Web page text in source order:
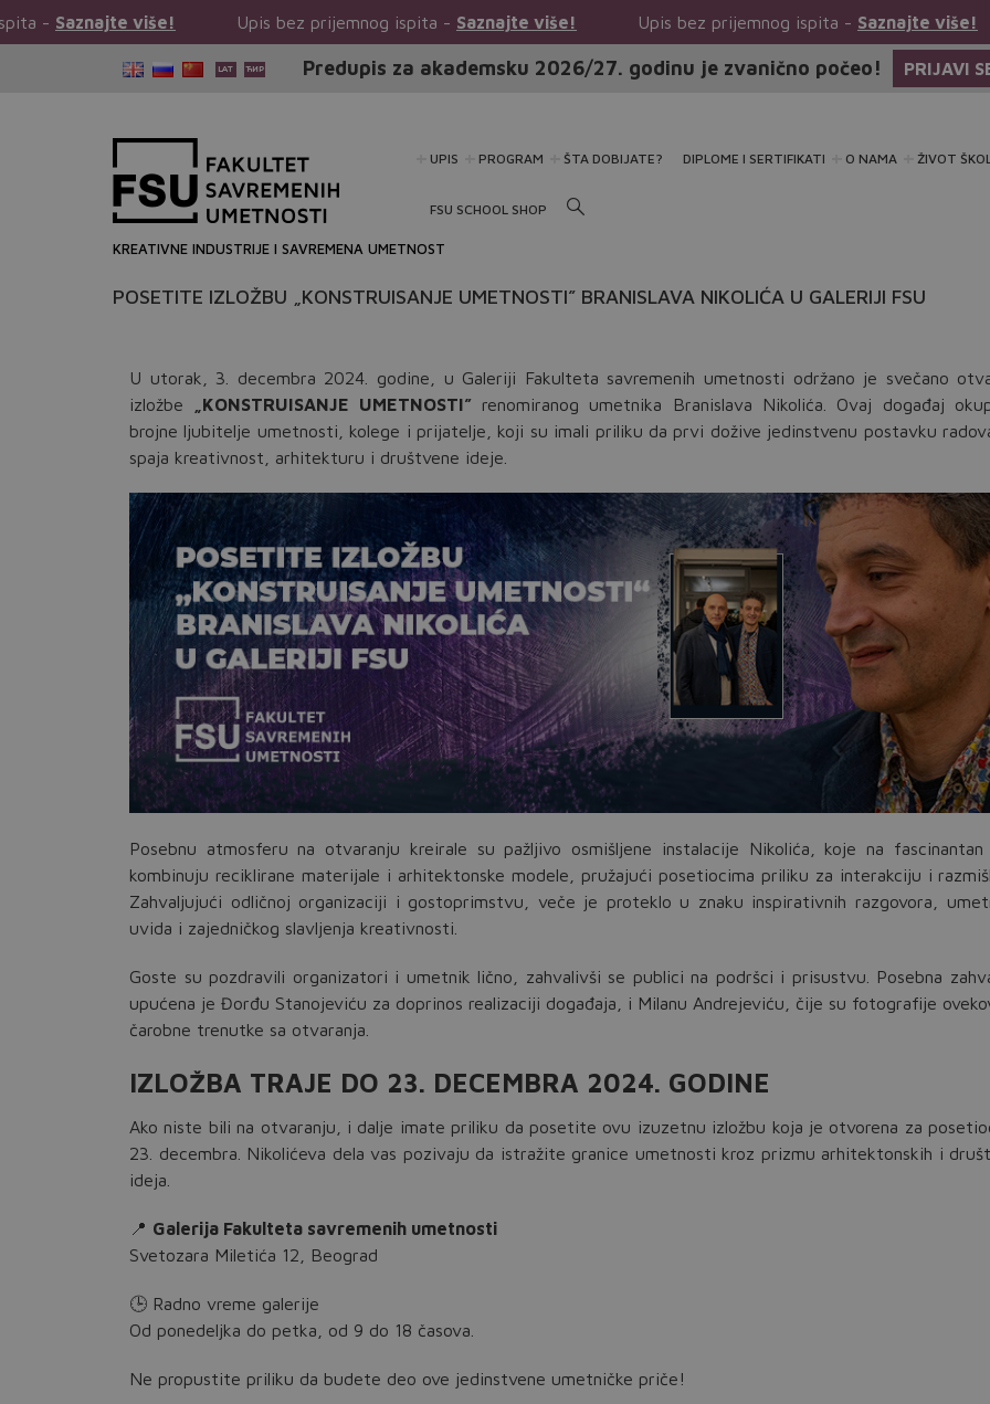
više! Upis bez prijemnog ispita -Saznajte više! Upis bez prijemnog ispita -Saznajte više! Upis bez
Predupis za akademsku 2026/27. godinu je zvanično počeo! PRIJAVI
UPIS PROGRAM ŠTA DOBIJATE? DIPLOME I SERTIFIKATI O NAMA ŽIVOT
FSU SCHOOL SHOP
KREATIVNE INDUSTRIJE I SAVREMENA UMETNOST
POSETITE IZLOŽBU „KONSTRUISANJE UMETNOSTI” BRANISLAVA NIKOLIĆA U GALERIJI FSU
U utorak, 3. decembra 2024. godine, u Galeriji Fakulteta savremenih umetnosti održano je svečano
izložbe
„KONSTRUISANJE UMETNOSTI”renomiranog umetnika Branislava Nikolića. Ovaj događaj
brojne ljubitelje umetnosti, kolege i prijatelje, koji su imali priliku da prvi dožive jedinstvenu postavku
spaja kreativnost, arhitekturu i društvene ideje.
Posebnu atmosferu na otvaranju kreirale su pažljivo osmišljene instalacije Nikolića, koje na fascinantan
kombinuju reciklirane materijale i arhitektonske modele, pružajući posetiocima priliku za interakciju i
Zahvaljujući odličnoj organizaciji i gostoprimstvu, veče je proteklo u znaku inspirativnih razgovora,
uvida i zajedničkog slavljenja kreativnosti.
Goste su pozdravili organizatori i umetnik lično, zahvalivši se publici na podršci i prisustvu. Posebna
upućena je Đorđu Stanojeviću za doprinos realizaciji događaja, i Milanu Andrejeviću, čije su fotografije
čarobne trenutke sa otvaranja.
IZLOŽBA TRAJE DO 23. DECEMBRA 2024. GODINE
Ako niste bili na otvaranju, i dalje imate priliku da posetite ovu izuzetnu izložbu koja je otvorena za
23. decembra. Nikolićeva dela vas pozivaju da istražite granice umetnosti kroz prizmu arhitektonskih i
ideja.
📍 Galerija Fakulteta savremenih umetnosti
Svetozara Miletića 12, Beograd
🕒 Radno vreme galerije
Od ponedeljka do petka, od 9 do 18 časova.
Ne propustite priliku da budete deo ove jedinstvene umetničke priče!